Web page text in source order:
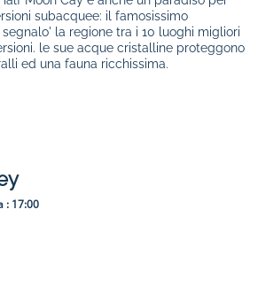
subacquee: il famosissimo
la regione tra i 10 luoghi migliori
le sue acque cristalline proteggono
ed una fauna ricchissima.
: 17:00